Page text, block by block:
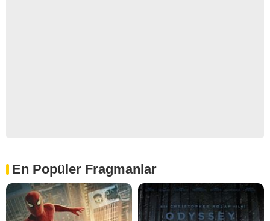
En Popüler Fragmanlar